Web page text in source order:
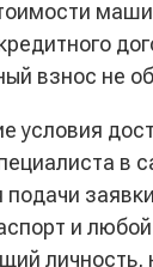
взнос не
условия
в
и любой
личность,